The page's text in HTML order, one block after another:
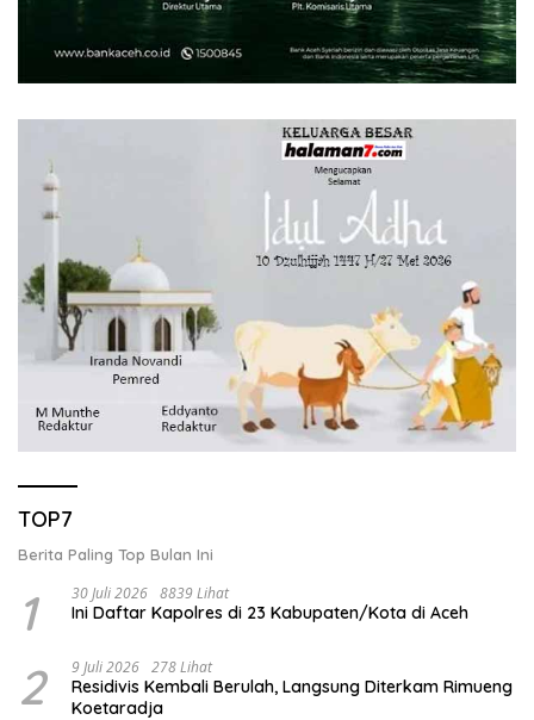
TOP7
Berita Paling Top Bulan Ini
1 30 Juli 2026 8839 Lihat
Ini Daftar Kapolres di 23 Kabupaten/Kota di Aceh
2 9 Juli 2026 278 Lihat
Residivis Kembali Berulah, Langsung Diterkam Rimueng
Koetaradja